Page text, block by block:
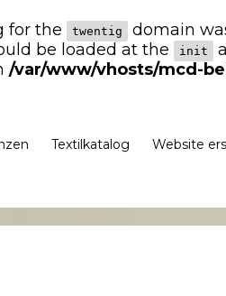
for the twentig
domain
be loaded at the
init
/var/www/vhosts/mcd-
Textilkatalog Website